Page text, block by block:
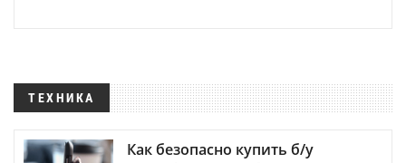
ТЕХНИКА
Как безопасно купить б/у